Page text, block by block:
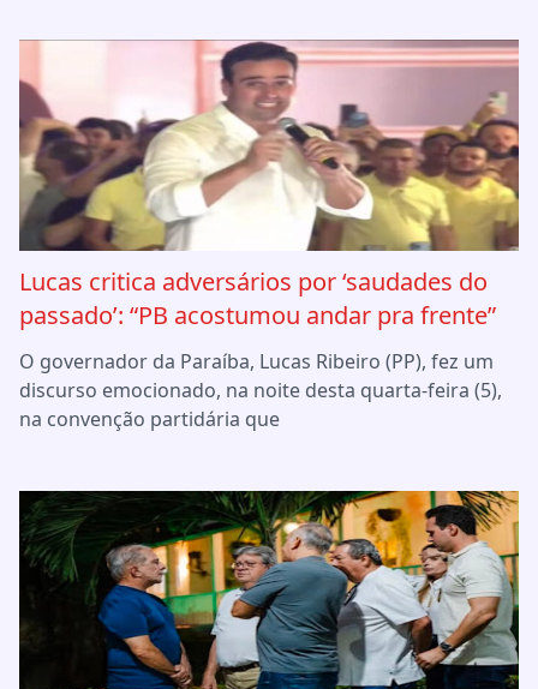
Lucas critica adversários por ‘saudades do
passado’: “PB acostumou andar pra frente”
O governador da Paraíba, Lucas Ribeiro (PP), fez um
discurso emocionado, na noite desta quarta-feira (5),
na convenção partidária que